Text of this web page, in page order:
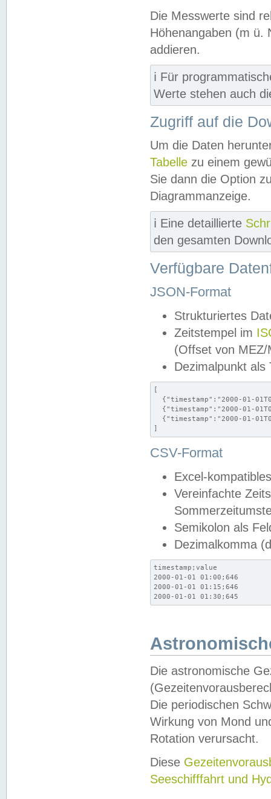
Die Messwerte sind
Höhenangaben (m ü.
addieren.
ℹ️ Für
Werte stehen auch
Zugriff auf die
Um die Daten
Tabelle zu einem
Sie dann die Option
Diagrammanzeige.
ℹ️ Eine detaillierte
den gesamten
Verfügbare
JSON-Format
Strukturiertes
Zeitstempel im
(Offset von MEZ/
Dezimalpunkt als
[
{"timestamp":"2000-01-
{"timestamp":"2000-01-
{"timestamp":"2000-01-
]
CSV-Format
Excel-
Vereinfachte
Semikolon als
Dezimalkomma
timestamp;value
2000-01-01 01:00;646
2000-01-01 01:15;646
2000-01-01 01:30;645
Die astronomische
Die periodischen
Wirkung von Mond
Rotation verursacht.
Diese
Seeschifffahrt und